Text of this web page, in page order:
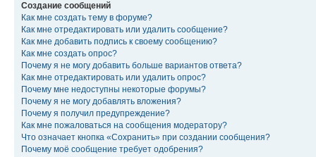
Создание сообщений
Как мне создать тему в форуме?
Как мне отредактировать или удалить сообщение?
Как мне добавить подпись к своему сообщению?
Как мне создать опрос?
Почему я не могу добавить больше вариантов ответа?
Как мне отредактировать или удалить опрос?
Почему мне недоступны некоторые форумы?
Почему я не могу добавлять вложения?
Почему я получил предупреждение?
Как мне пожаловаться на сообщения модератору?
Что означает кнопка «Сохранить» при создании сообщения?
Почему моё сообщение требует одобрения?